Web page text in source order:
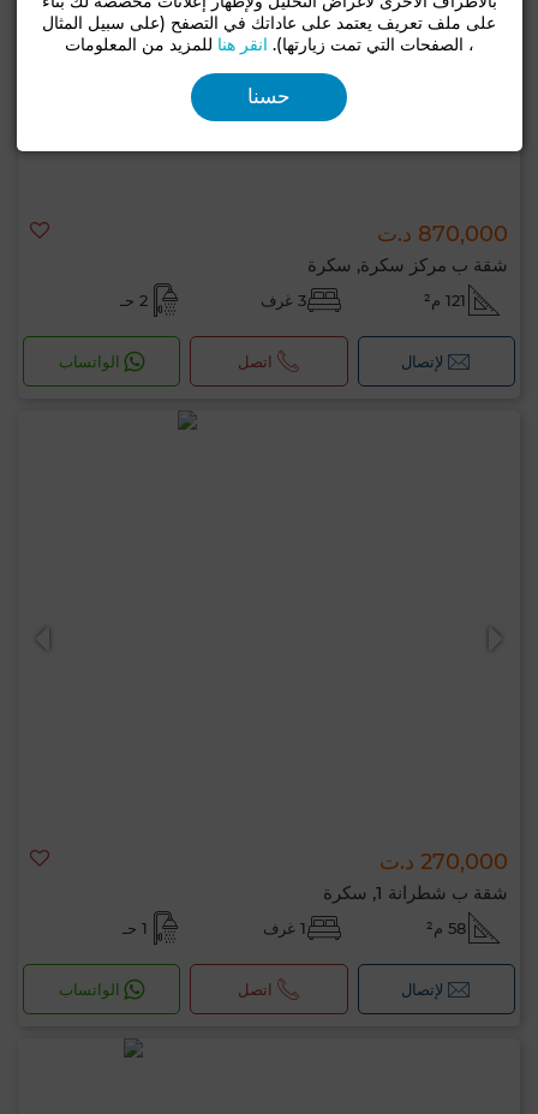
870,000 د.ت
شقة ب مركز سكرة, سكرة
121 م² 3 غرف 2 حـ
لإتصال اتصل الواتساب
270,000 د.ت
شقة ب شطرانة 1, سكرة
58 م² 1 غرف 1 حـ
لإتصال اتصل الواتساب
على ملف تعريف يعتمد على عاداتك في التصفح (على سبيل المثال
، الصفحات التي تمت زيارتها). انقر هنا للمزيد من المعلومات
حسنا